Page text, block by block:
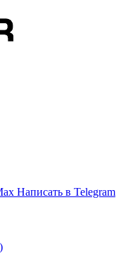
Написать в Telegram